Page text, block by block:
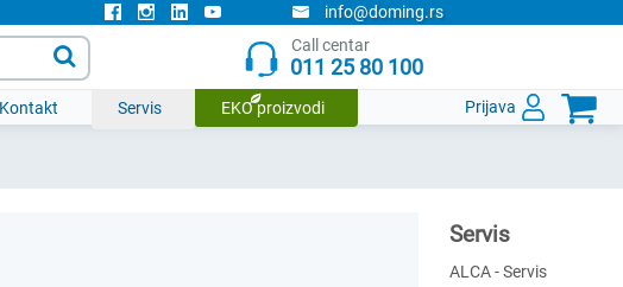
info@doming.rs
Call centar
011 25 80 100
Prijava
Kontakt Servis EKO proizvodi 

Servis
ALCA - Servis